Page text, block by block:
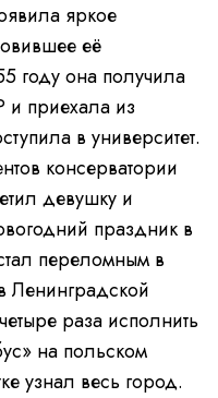
яркое
её
году она получила
и приехала из
в университет.
консерватории
девушку и
праздник в
переломным в
Ленинградской
раза исполнить
на польском
узнал весь город.